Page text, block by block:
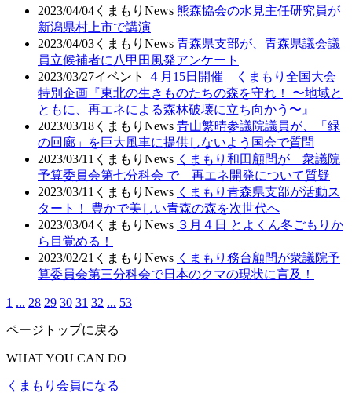
2023/04/04 くまもりNews 熊森協会の水見主任研究員が
新潟県村上市で講演
2023/04/03 くまもりNews 青森県支部が、青森県議会議
員立候補者に八甲田風発アンケート
2023/03/27イベント
４月15日開催 くまもり全国大会
特別企画『東北の生きものたちの森を守れ！ 〜地域と
ともに、再エネによる森林破壊に立ち向かう〜』
2023/03/18 くまもりNews 青山繁晴参議院議員が、「緑
の回廊」を巨大風車に提供しないよう国会で質問
2023/03/11 くまもりNews くまもり和田顧問が 衆議院
予算委員会第七分科会 で 再エネ開発について質疑
2023/03/11 くまもりNews くまもり青森県支部が活動ス
タート！ 豊かで美しい青森の森を次世代へ
2023/03/04 くまもりNews ３月４日 とよくん冬ごもりか
ら目覚める！
2023/02/21 くまもりNews くまもり務台顧問が衆議院予
算委員会第三分科会で日本のクマの現状に言及！
1 ... 28 29 30 31 32 ... 53
ページトップに戻る
WHAT YOU CAN DO
くまもり会員になる